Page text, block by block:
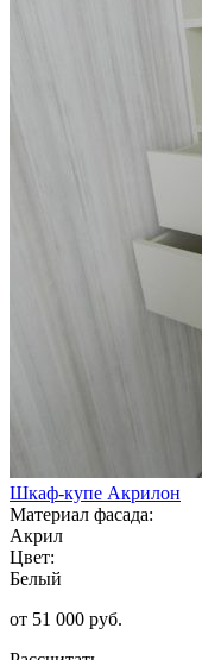
Шкаф-купе Акрилон
Материал фасада:
Акрил
Цвет:
Белый
от 51 000 руб.